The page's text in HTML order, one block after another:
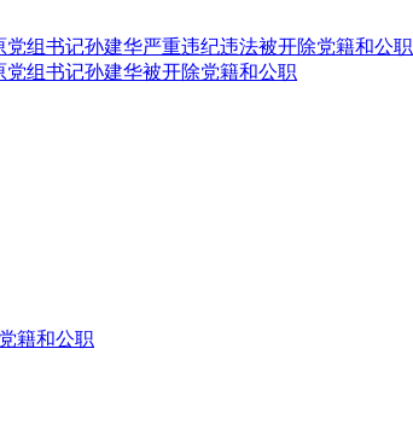
组书记孙建华严重违纪违法被开除党籍和公职
组书记孙建华被开除党籍和公职
籍和公职